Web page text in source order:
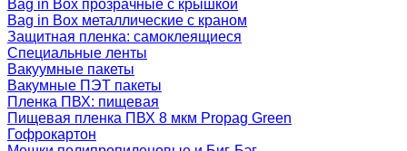
Bag in Box прозрачные с крышкой
Bag in Box металлические с краном
Защитная пленка: самоклеящиеся
Специальные ленты
Вакуумные пакеты
Вакумные ПЭТ пакеты
Пленка ПВХ: пищевая
Пищевая пленка ПВХ 8 мкм Propag Green
Гофрокартон